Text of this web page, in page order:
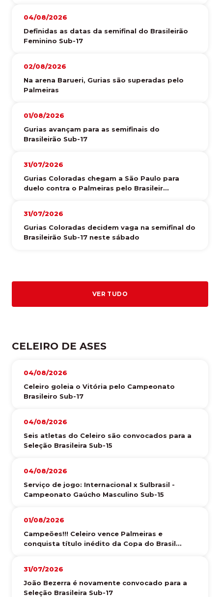
04/08/2026
Definidas as datas da semifinal do Brasileirão
Feminino Sub-17
02/08/2026
Na arena Barueri, Gurias são superadas pelo
Palmeiras
01/08/2026
Gurias avançam para as semifinais do
Brasileirão Sub-17
31/07/2026
Gurias Coloradas chegam a São Paulo para
duelo contra o Palmeiras pelo Brasileir...
31/07/2026
Gurias Coloradas decidem vaga na semifinal do
Brasileirão Sub-17 neste sábado
VER TUDO
CELEIRO DE ASES
04/08/2026
Celeiro goleia o Vitória pelo Campeonato
Brasileiro Sub-17
04/08/2026
Seis atletas do Celeiro são convocados para a
Seleção Brasileira Sub-15
04/08/2026
Serviço de jogo: Internacional x Sulbrasil -
Campeonato Gaúcho Masculino Sub-15
01/08/2026
Campeões!!! Celeiro vence Palmeiras e
conquista título inédito da Copa do Brasil...
31/07/2026
João Bezerra é novamente convocado para a
Seleção Brasileira Sub-17